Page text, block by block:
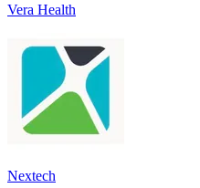
Vera Health
Nextech